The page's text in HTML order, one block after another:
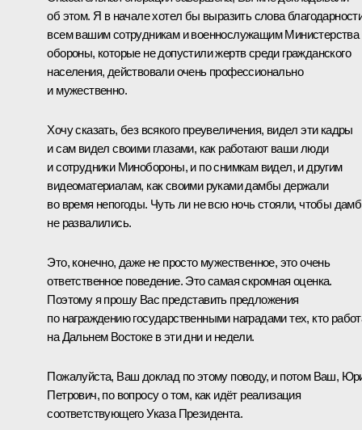
об этом. Я в начале хотел бы выразить слова
всем вашим сотрудникам и военнослужащим Министерства
обороны, которые не допустили жертв среди гражданского
населения, действовали очень профессионально
и мужественно.
Хочу сказать, без всякого преувеличения, видел эти кадры
и сам видел своими глазами, как работают ваши люди
и сотрудники Минобороны, и по снимкам видел, и другим
видеоматериалам, как своими руками дамбы держали
во время непогоды. Чуть ли не всю ночь стояли, чтобы
не развалились.
Это, конечно, даже не просто мужественное, это очень
ответственное поведение. Это самая скромная оценка.
Поэтому я прошу Вас представить предложения
по награждению государственными наградами тех, кто
на Дальнем Востоке в эти дни и недели.
Пожалуйста, Ваш доклад по этому поводу, и потом Ваш,
Петрович, по вопросу о том, как идёт реализация
соответствующего Указа Президента.